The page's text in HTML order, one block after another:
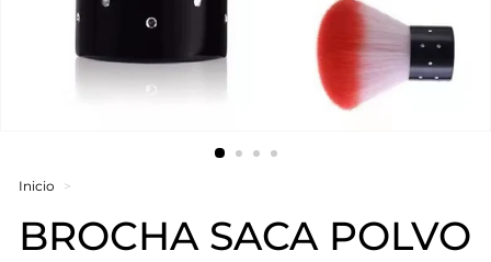
Inicio >
BROCHA SACA POLVO